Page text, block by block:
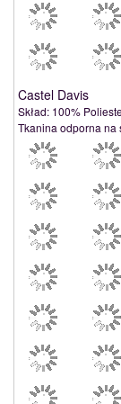
Castel Davis
Skład: 100%
Tkanina odporna na